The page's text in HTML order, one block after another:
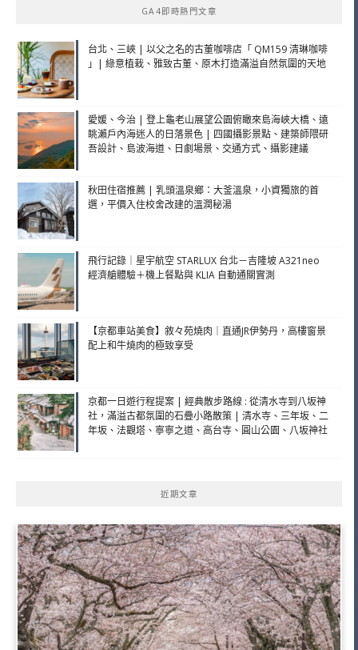
GA4即時熱門文章
台北、三峽 | 以父之名的古董咖啡店「 QM159 清琳咖啡
」| 綠意植栽、雅致古董、原木打造滿溢自然氛圍的天地
愛媛、今治 | 登上龜老山展望公園俯瞰來島海峽大橋、遠
眺瀨戶內海迷人的日落景色 | 四國攝影景點、建築師隈研
吾設計、島波海道、日劇場景、交通方式、攝影建議
秋田住宿推薦 | 乳頭溫泉鄉：大釜溫泉，小資獨旅的首
選，平價入住校舍改建的溫潤秘湯
飛行記錄｜星宇航空 STARLUX 台北－吉隆坡 A321neo
經濟艙體驗＋機上餐點與 KLIA 自動通關實測
【京都車站美食】敘々苑燒肉｜直通JR伊勢丹，高樓窗景
配上和牛燒肉的極致享受
京都一日遊行程提案 | 經典散步路線 : 從清水寺到八坂神
社，滿溢古都氛圍的石疊小路散策 | 清水寺、三年坂、二
年坂、法觀塔、寧寧之道、高台寺、圓山公園、八坂神社
近期文章